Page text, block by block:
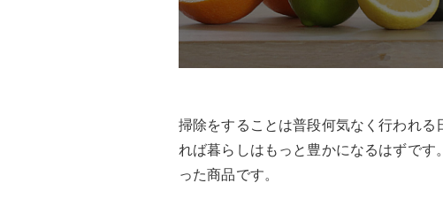
掃除をすることは普段何気なく行われ
れば暮らしはもっと豊かになるはずで
った商品です。